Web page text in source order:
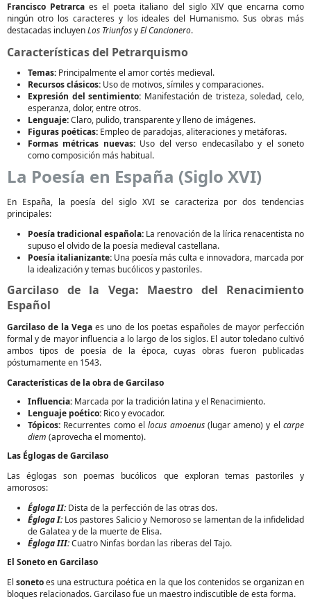
Francisco Petrarca es el poeta italiano del siglo XIV que encarna como
ningún otro los caracteres y los ideales del Humanismo. Sus obras más
destacadas incluyenLos TriunfosyEl Cancionero.
Características del Petrarquismo
Temas: Principalmente el amor cortés medieval.
Recursos clásicos: Uso de motivos, símiles y comparaciones.
Expresión del sentimiento: Manifestación de tristeza, soledad, celo,
esperanza, dolor, entre otros.
Lenguaje:Claro, pulido, transparente y lleno de imágenes.
Figuras poéticas: Empleo de paradojas, aliteraciones y metáforas.
Formas métricas nuevas:Uso del verso endecasílabo y el soneto
como composición más habitual.
La Poesía en España (Siglo XVI)
En España, la poesía del siglo XVI se caracteriza por dos tendencias
principales:
Poesía tradicional española: La renovación de la lírica renacentista no
supuso el olvido de la poesía medieval castellana.
Poesía italianizante: Una poesía más culta e innovadora, marcada por
la idealización y temas bucólicos y pastoriles.
Garcilaso de la Vega: Maestro del Renacimiento
Español
Garcilaso de la Vega es uno de los poetas españoles de mayor perfección
formal y de mayor influencia a lo largo de los siglos. El autor toledano cultivó
ambos tipos de poesía de la época, cuyas obras fueron publicadas
póstumamente en 1543.
Características de la obra de Garcilaso
Influencia: Marcada por la tradición latina y el Renacimiento.
Lenguaje poético: Rico y evocador.
Tópicos: Recurrentes como ellocus amoenus(lugar ameno) y elcarpe
diem (aprovecha el momento).
Las Églogas de Garcilaso
Las églogas son poemas bucólicos que exploran temas pastoriles y
amorosos:
Égloga II:Dista de la perfección de las otras dos.
Égloga I:Los pastores Salicio y Nemoroso se lamentan de la infidelidad
de Galatea y de la muerte de Elisa.
Égloga III:Cuatro Ninfas bordan las riberas del Tajo.
El Soneto en Garcilaso
Elsonetoes una estructura poética en la que los contenidos se organizan en
bloques relacionados. Garcilaso fue un maestro indiscutible de esta forma.